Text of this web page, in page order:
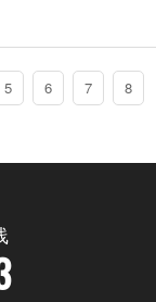
5 6 7
8